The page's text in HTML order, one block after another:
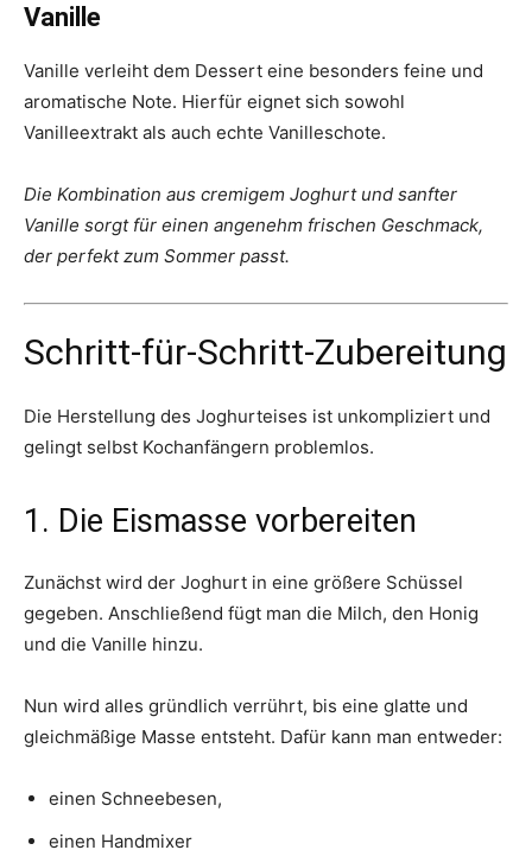
Vanille
Vanille verleiht dem Dessert eine besonders feine und
aromatische Note. Hierfür eignet sich sowohl
Vanilleextrakt als auch echte Vanilleschote.
Die Kombination aus cremigem Joghurt und sanfter
Vanille sorgt für einen angenehm frischen Geschmack,
der perfekt zum Sommer passt.
Schritt-für-Schritt-Zubereitung
Die Herstellung des Joghurteises ist unkompliziert und
gelingt selbst Kochanfängern problemlos.
1. Die Eismasse vorbereiten
Zunächst wird der Joghurt in eine größere Schüssel
gegeben. Anschließend fügt man die Milch, den Honig
und die Vanille hinzu.
Nun wird alles gründlich verrührt, bis eine glatte und
gleichmäßige Masse entsteht. Dafür kann man entweder:
einen Schneebesen,
einen Handmixer